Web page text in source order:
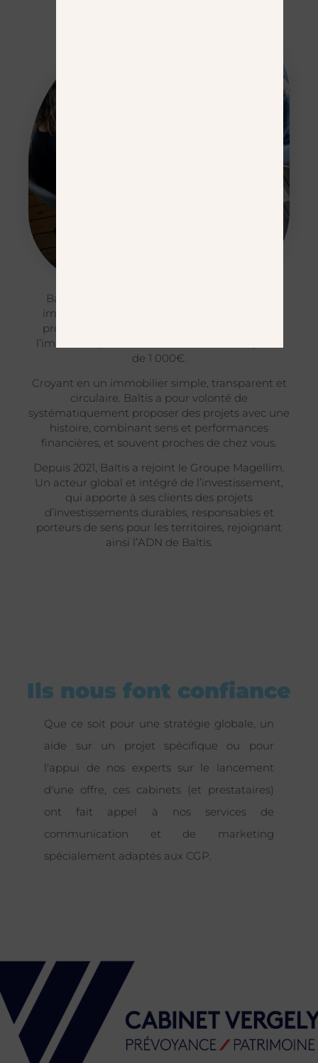
Baltis est une plateforme de crowdfunding
immobilier engagée et agréée par l’AMF qui
propose des solutions d’investissement dans
l’immobilier, clé en main et accessibles à partir
de 1 000€.
Croyant en un immobilier simple, transparent et
circulaire. Baltis a pour volonté de
systématiquement proposer des projets avec une
histoire, combinant sens et performances
financières, et souvent proches de chez vous.
Depuis 2021, Baltis a rejoint le Groupe Magellim.
Un acteur global et intégré de l’investissement,
qui apporte à ses clients des projets
d’investissements durables, responsables et
porteurs de sens pour les territoires, rejoignant
ainsi l’ADN de Baltis.
Ils nous font confiance
Que ce soit pour une stratégie globale, un
aide sur un projet spécifique ou pour
l'appui de nos experts sur le lancement
d'une offre, ces cabinets (et prestataires)
ont fait appel à nos services de
communication et de marketing
spécialement adaptés aux CGP.